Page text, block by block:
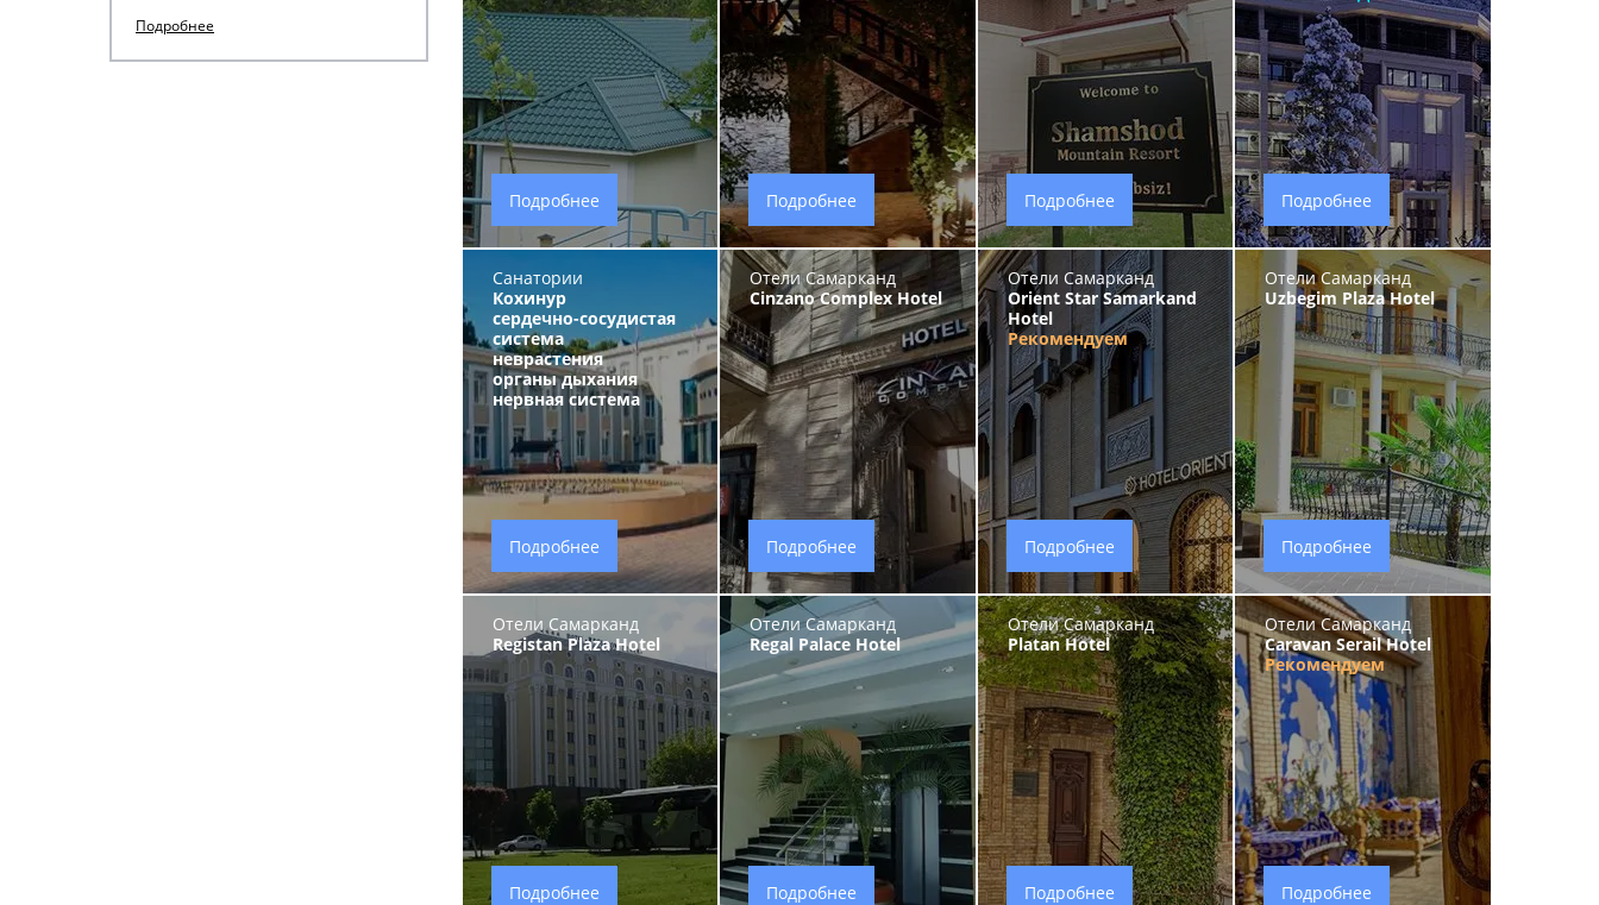
Подробнее
Подробнее Подробнее Подробнее Подробнее
Санатории
Кохинур
сердечно-сосудистая
система
неврастения
органы дыхания
нервная система
Подробнее
Отели Самарканд
Cinzano Complex Hotel
Подробнее
Отели Самарканд
Orient Star Samarkand
Hotel
Рекомендуем
Подробнее
Отели Самарканд
Uzbegim Plaza Hotel
Подробнее
Отели Самарканд
Registan Plaza Hotel
Подробнее
Отели Самарканд
Regal Palace Hotel
Подробнее
Отели Самарканд
Platan Hotel
Подробнее
Отели Самарканд
Caravan Serail Hotel
Рекомендуем
Подробнее